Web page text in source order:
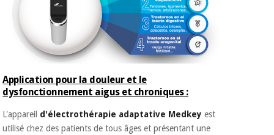
Application pour la douleur et le
dysfonctionnement aigus et chroniques :
L'appareil d'électrothérapie adaptative Medkey est
utilisé chez des patients de tous âges et présentant une